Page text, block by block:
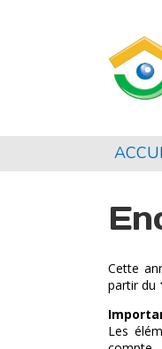
Cette
partir du
Les